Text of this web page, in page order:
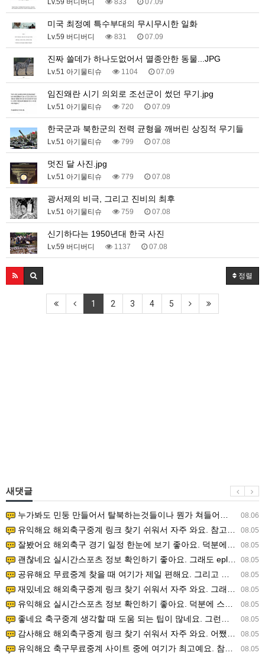
Lv.59 버디버디 833 07.09
미국 최정예 특수부대의 무시무시한 일화
Lv.59 버디버디 831 07.09
진짜 쓸데가 하나도없어서 멸종안한 동물...JPG
Lv.51 아기물티슈 1104 07.09
임진왜란 시기 의외로 조선군이 썼던 무기.jpg
Lv.51 아기물티슈 720 07.09
한국군과 북한군의 전력 균형을 깨버린 상징적 무기들
Lv.51 아기물티슈 799 07.08
멋진 달 사진.jpg
Lv.51 아기물티슈 779 07.08
광서제의 비극, 그리고 진비의 최후
Lv.51 아기물티슈 759 07.08
신기하다는 1950년대 한국 사진
Lv.59 버디버디 1137 07.08
정렬
1 2 3 4 5
새댓글
08.06
누가봐도 민둥 만들어서 탈북하는것들이나 뭔가 쳐들어오는 낌새를 미리 알아차리기 위함이지 저걸 전쟁준비라고 하…
08.05
유익해요 해외축구중계 링크 찾기 쉬워서 자주 와요. 참고로 무료스포츠중계 정보 확인할 때 출처 꼭 체크해요.…
08.05
잘봤어요 해외축구 경기 일정 한눈에 보기 좋아요. 덕분에 epl중계 볼 때 공식 중계 채널 먼저 찾아봐요. …
08.05
괜찮네요 실시간스포츠 정보 확인하기 좋아요. 그래도 epl중계 볼 때 공식 중계 채널 먼저 찾아봐요. 북마크…
08.05
공유해요 무료중계 찾을 때 여기가 제일 편해요. 그리고 무료스포츠중계 정보 확인할 때 출처 꼭 체크해요. 앞…
08.05
재밌네요 해외축구중계 링크 찾기 쉬워서 자주 와요. 그래서 해외축구중계도 정식 서비스로 봐야 안전해요. 다음…
08.05
유익해요 실시간스포츠 정보 확인하기 좋아요. 덕분에 스포츠중계는 합법적인 경로로만 시청하려 해요. 좋은 정보…
08.05
좋네요 축구중계 생각할 때 도움 되는 팁이 많네요. 그런데 해외축구중계도 정식 서비스로 봐야 안전해요. 다음…
08.05
감사해요 해외축구중계 링크 찾기 쉬워서 자주 와요. 어쨌든 축구무료중계도 합법적인 곳에서 봐야 마음 편해요.…
08.05
유익해요 축구무료중계 사이트 중에 여기가 최고예요. 참고로 축구무료중계도 합법적인 곳에서 봐야 마음 편해요.…